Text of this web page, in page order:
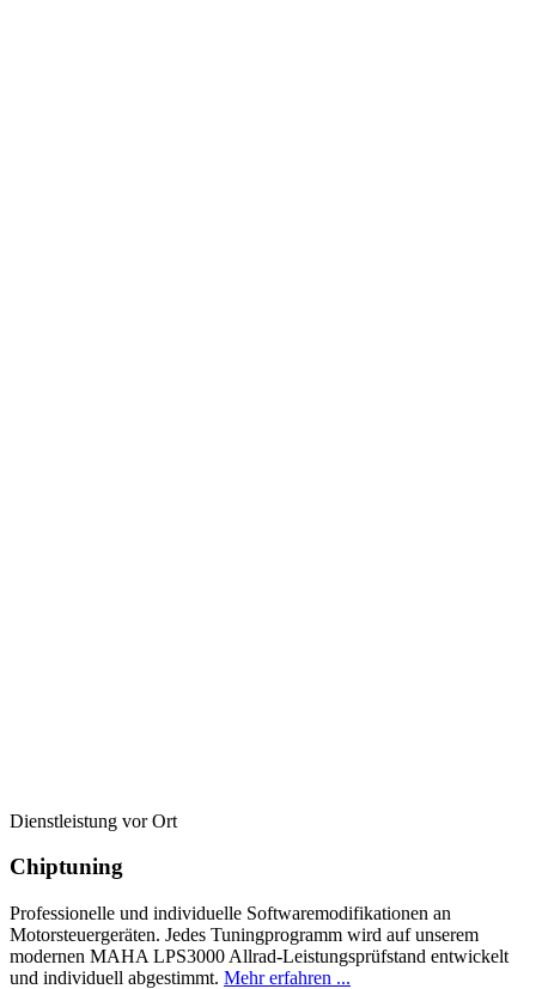
Dienstleistung vor Ort
Chiptuning
Professionelle und individuelle Softwaremodifikationen an
Motorsteuergeräten. Jedes Tuningprogramm wird auf unserem
modernen MAHA LPS3000 Allrad-Leistungsprüfstand entwickelt
und individuell abgestimmt. Mehr erfahren ...